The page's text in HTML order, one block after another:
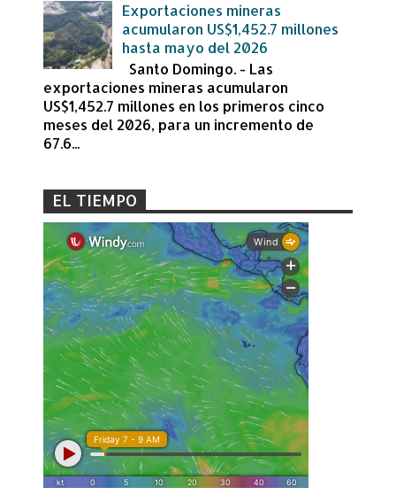
Exportaciones mineras
acumularon US$1,452.7 millones
hasta mayo del 2026
Santo Domingo. - Las
exportaciones mineras acumularon
US$1,452.7 millones en los primeros cinco
meses del 2026, para un incremento de
67.6...
EL TIEMPO